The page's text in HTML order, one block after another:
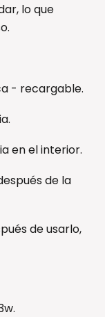
lo que
- recargable.
en el interior.
de la
de usarlo,